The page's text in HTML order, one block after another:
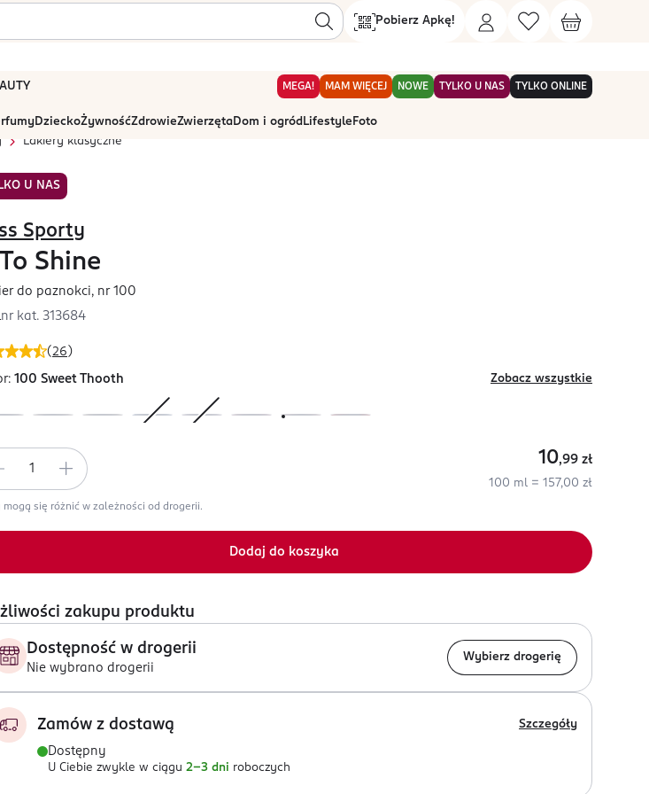
Pobierz Apkę!
MEGA! MAM WIĘCEJ NOWE TYLKO U NAS TYLKO ONLINE
DzieckoŻywnośćZdrowieZwierzętaDom i ogród Lifestyle Foto
Lakiery klasyczne
U NAS
(26 )
Sporty
Shine
do paznokci, nr 100
nr kat. 313684
100 Sweet Thooth Zobacz wszystkie
10,99 zł
100 ml = 157,00 zł
mogą się różnić w zależności od drogerii.
Dodaj do koszyka
zakupu produktu
Dostępność w drogerii
Nie wybrano drogerii
Wybierz drogerię
Zamów z dostawą Szczegóły
Dostępny
U Ciebie zwykle w ciągu 2-3 dni roboczych